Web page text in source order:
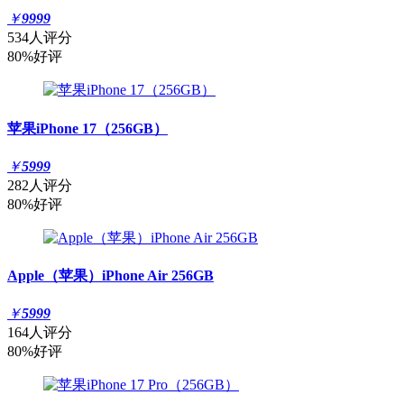
￥9999
534人评分
80%好评
苹果iPhone 17（256GB）
￥5999
282人评分
80%好评
Apple（苹果）iPhone Air 256GB
￥5999
164人评分
80%好评